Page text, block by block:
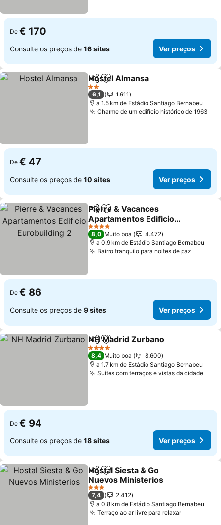
De € 170
Consulte os preços de 16 sites Ver preços
PartilharAdicionar aos favoritos
Hostel Almansa
2 Estrelas
6,1
1.611
a 1.5 km de Estádio Santiago Bernabeu
Charme de um edifício histórico de 1963
De € 47
Consulte os preços de 10 sites Ver preços
PartilharAdicionar aos favoritos
Pierre & Vacances
Apartamentos Edificio
Eurobuilding 2
4 Estrelas
8,0 Muito boa
4.472
a 0.9 km de Estádio Santiago Bernabeu
Bairro tranquilo para noites de paz
De € 86
Consulte os preços de 9 sites Ver preços
PartilharAdicionar aos favoritos
NH Madrid Zurbano
4 Estrelas
8,4 Muito boa
8.600
a 1.7 km de Estádio Santiago Bernabeu
Suítes com terraços e vistas da cidade
De € 94
Consulte os preços de 18 sites Ver preços
PartilharAdicionar aos favoritos
Hostal Siesta & Go
Nuevos Ministerios
3 Estrelas
7,4
2.412
a 0.8 km de Estádio Santiago Bernabeu
Terraço ao ar livre para relaxar